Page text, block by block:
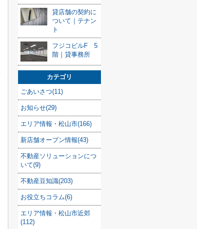
貸店舗の契約に
ついて｜テナン
ト
フジコビルF 5
階｜貸事務所
カテゴリ
ごあいさつ(11)
お知らせ(29)
エリア情報・松山市(166)
新店舗オープン情報(43)
不動産ソリューションにつ
いて(9)
不動産豆知識(203)
お役立ちコラム(6)
エリア情報・松山市近郊
(112)